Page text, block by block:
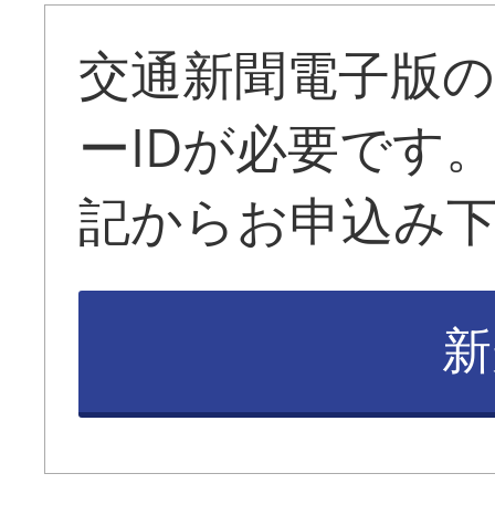
交通新聞電子版
ーIDが必要です
記からお申込み